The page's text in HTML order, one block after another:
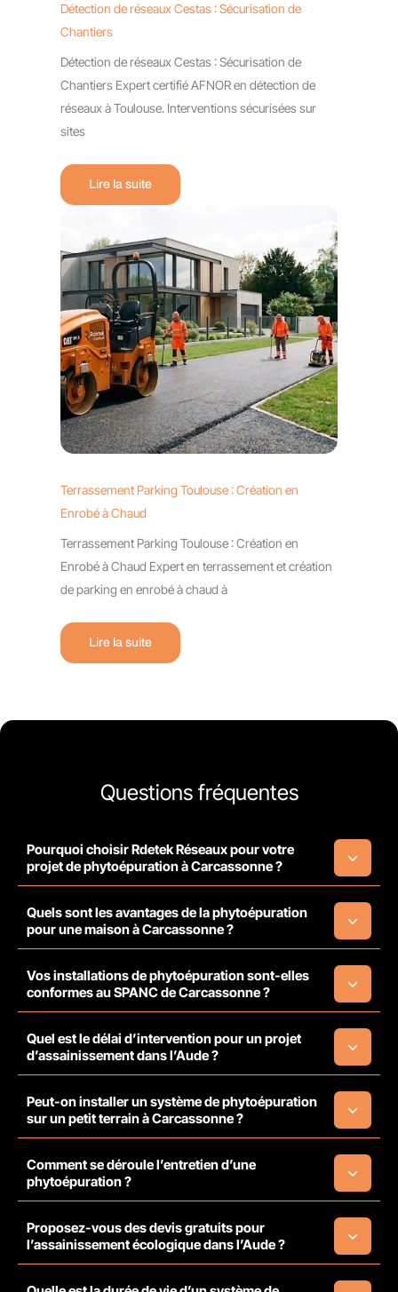
Détection de réseaux Cestas : Sécurisation de
Chantiers
Détection de réseaux Cestas : Sécurisation de
Chantiers Expert certifié AFNOR en détection de
réseaux à Toulouse. Interventions sécurisées sur
sites
Lire la suite
Terrassement Parking Toulouse : Création en
Enrobé à Chaud
Terrassement Parking Toulouse : Création en
Enrobé à Chaud Expert en terrassement et création
de parking en enrobé à chaud à
Lire la suite
Questions fréquentes
Pourquoi choisir Rdetek Réseaux pour votre
projet de phytoépuration à Carcassonne ?
Quels sont les avantages de la phytoépuration
pour une maison à Carcassonne ?
Vos installations de phytoépuration sont-elles
conformes au SPANC de Carcassonne ?
Quel est le délai d’intervention pour un projet
d’assainissement dans l’Aude ?
Peut-on installer un système de phytoépuration
sur un petit terrain à Carcassonne ?
Comment se déroule l’entretien d’une
phytoépuration ?
Proposez-vous des devis gratuits pour
l’assainissement écologique dans l’Aude ?